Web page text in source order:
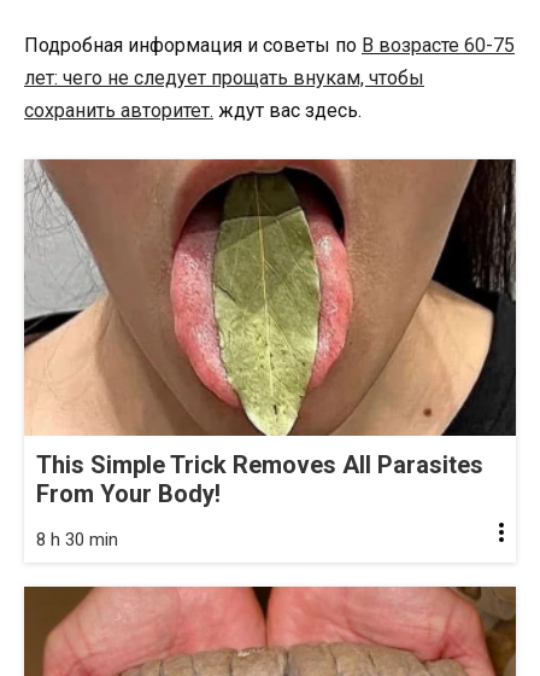
Подробная информация и советы по В возрасте 60-75
лет: чего не следует прощать внукам, чтобы
сохранить авторитет. ждут вас здесь.
This Simple Trick Removes All Parasites
From Your Body!
8 h 30 min